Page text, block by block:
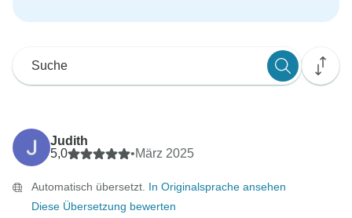
Judith
5,0
•März 2025
Automatisch übersetzt. In Originalsprache ansehen
Diese Übersetzung bewerten